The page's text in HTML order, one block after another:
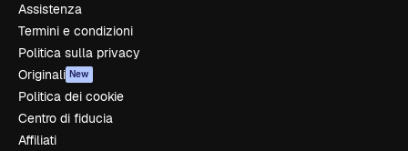
Assistenza
Termini e condizioni
Politica sulla privacy
Originali New
Politica dei cookie
Centro di fiducia
Affiliati